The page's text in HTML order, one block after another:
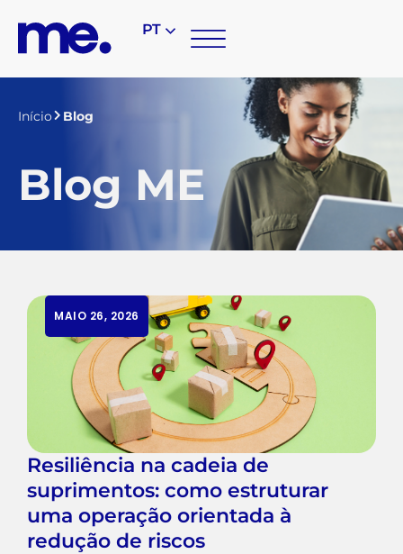
PT
Início Blog
Blog ME
MAIO 26, 2026
Resiliência na cadeia de
suprimentos: como estruturar
uma operação orientada à
redução de riscos